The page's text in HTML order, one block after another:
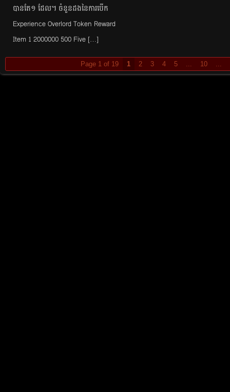
បានតែ១ ដែល។ ចំនួនដងនៃការបើក
Experience Overlord Token Reward
Item 1 2000000 500 Five […]
Page 1 of 19 1 2 3 4 5 ... 10 ...